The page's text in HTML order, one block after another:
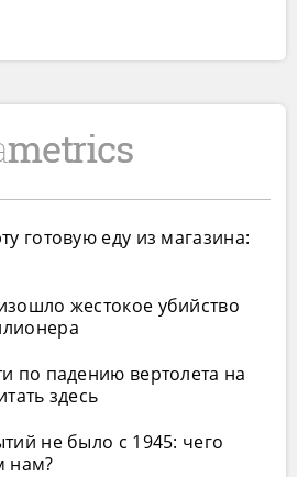
готовую еду из магазина:
жестокое убийство
по падению вертолета на
здесь
не было с 1945: чего
нам?